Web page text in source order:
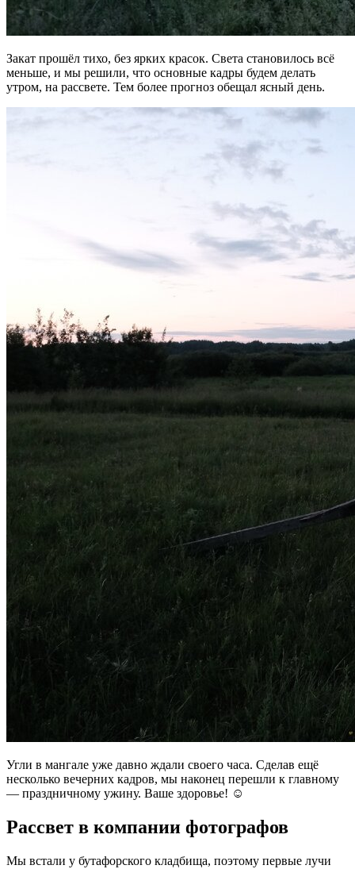
Закат прошёл тихо, без ярких красок. Света становилось всё
меньше, и мы решили, что основные кадры будем делать
утром, на рассвете. Тем более прогноз обещал ясный день.
Угли в мангале уже давно ждали своего часа. Сделав ещё
несколько вечерних кадров, мы наконец перешли к главному
— праздничному ужину. Ваше здоровье! ☺
Рассвет в компании фотографов
Мы встали у бутафорского кладбища, поэтому первые лучи